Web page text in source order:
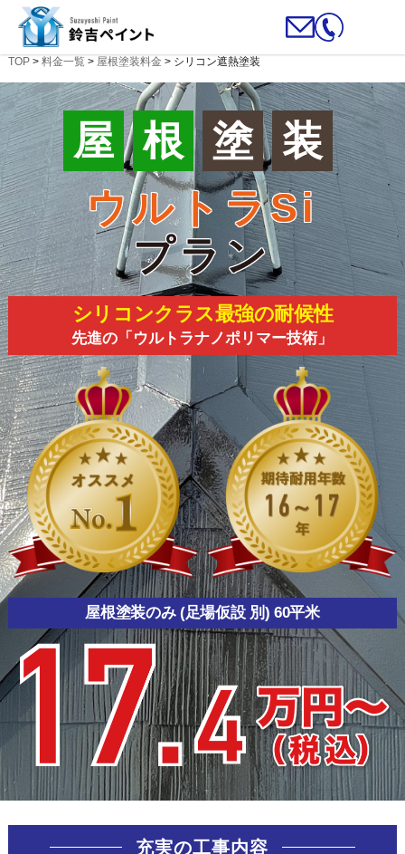
TOP> 料金一覧> 屋根塗装料金 > シリコン遮熱塗装
屋 根 塗
装
ウルトラSi
プラン
シリコンクラス最強の耐候性
先進の「ウルトラナノポリマー技術」
屋根塗装のみ (足場仮設 別) 60平米
充実の工事内容